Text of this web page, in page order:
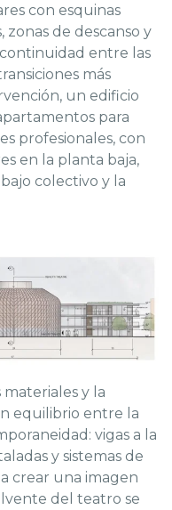
con esquinas
de descanso y
entre las
más
un edificio
para
profesionales, con
en la planta baja,
colectivo y la
y la
equilibrio entre la
vigas a la
y sistemas de
crear una imagen
del teatro se